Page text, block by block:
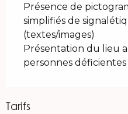
Présence de
simplifiés de
(textes/images)
Présentation du lieu
personnes déficientes
Tarifs